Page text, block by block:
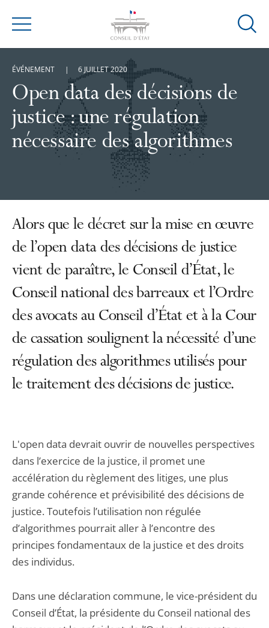
Menu
Ouvrir
Open data des décisions de
justice : une régulation
nécessaire des algorithmes
ÉVÉNEMENT 6 JUILLET 2020
Alors que le décret sur la mise en œuvre
de l’open data des décisions de justice
vient de paraître, le Conseil d’État, le
Conseil national des barreaux et l’Ordre
des avocats au Conseil d’État et à la Cour
de cassation soulignent la nécessité d’une
régulation des algorithmes utilisés pour
le traitement des décisions de justice.
L'open data devrait ouvrir de nouvelles perspectives
dans l’exercice de la justice, il promet une
accélération du règlement des litiges, une plus
grande cohérence et prévisibilité des décisions de
justice. Toutefois l’utilisation non régulée
d’algorithmes pourrait aller à l’encontre des
principes fondamentaux de la justice et des droits
des individus.
Dans une déclaration commune, le vice-président du
Conseil d’État, la présidente du Conseil national des